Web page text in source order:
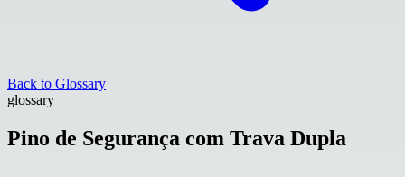
Back to Glossary
glossary
Pino de Segurança com Trava Dupla